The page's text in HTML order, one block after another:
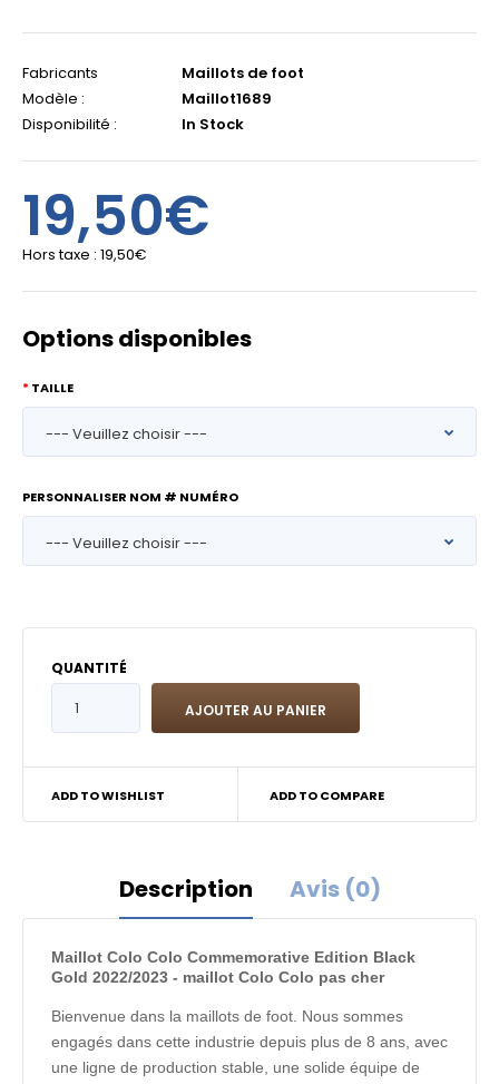
Fabricants
Maillots de foot
Modèle :
Maillot1689
Disponibilité :
In Stock
19,50€
Hors taxe : 19,50€
Options disponibles
TAILLE
PERSONNALISER NOM # NUMÉRO
QUANTITÉ
ADD TO WISHLIST ADD TO COMPARE
Description Avis (0)
Maillot Colo Colo Commemorative Edition Black
Gold 2022/2023 - maillot Colo Colo pas cher
Bienvenue dans la maillots de foot. Nous sommes
engagés dans cette industrie depuis plus de 8 ans, avec
une ligne de production stable, une solide équipe de